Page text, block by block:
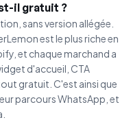
il gratuit ?
sans version allégée.
est le plus riche en
et chaque marchand a
d'accueil, CTA
gratuit. C'est ainsi que
parcours WhatsApp, et